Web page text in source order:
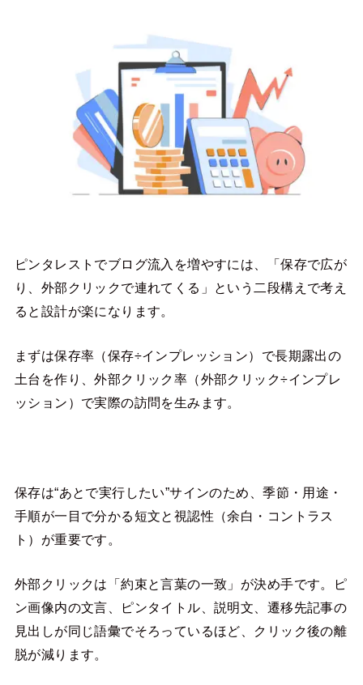
ピンタレストでブログ流入を増やすには、「保存で広が
り、外部クリックで連れてくる」という二段構えで考え
ると設計が楽になります。
まずは保存率（保存÷インプレッション）で長期露出の
土台を作り、外部クリック率（外部クリック÷インプレ
ッション）で実際の訪問を生みます。
保存は“あとで実行したい”サインのため、季節・用途・
手順が一目で分かる短文と視認性（余白・コントラス
ト）が重要です。
外部クリックは「約束と言葉の一致」が決め手です。ピ
ン画像内の文言、ピンタイトル、説明文、遷移先記事の
見出しが同じ語彙でそろっているほど、クリック後の離
脱が減ります。